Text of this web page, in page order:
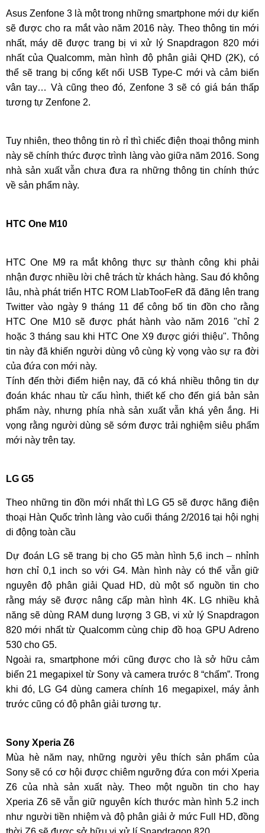
Asus Zenfone 3 là một trong những smartphone mới dự kiến
sẽ được cho ra mắt vào năm 2016 này. Theo thông tin mới
nhất, máy dẽ được trang bị vi xử lý Snapdragon 820 mới
nhất của Qualcomm, màn hình độ phân giải QHD (2K), có
thể sẽ trang bị cổng kết nối USB Type-C mới và cảm biến
vân tay… Và cũng theo đó, Zenfone 3 sẽ có giá bán thấp
tương tự Zenfone 2.
Tuy nhiên, theo thông tin rò rỉ thì chiếc điện thoại thông minh
này sẽ chính thức được trình làng vào giữa năm 2016. Song
nhà sản xuất vẫn chưa đưa ra những thông tin chính thức
về sản phẩm này.
HTC One M10
HTC One M9 ra mắt không thực sự thành công khi phải
nhận được nhiều lời chê trách từ khách hàng. Sau đó không
lâu, nhà phát triển HTC ROM LlabTooFeR đã đăng lên trang
Twitter vào ngày 9 tháng 11 để công bố tin đồn cho rằng
HTC One M10 sẽ được phát hành vào năm 2016 "chỉ 2
hoặc 3 tháng sau khi HTC One X9 được giới thiệu". Thông
tin này đã khiến người dùng vô cùng kỳ vọng vào sự ra đời
của đứa con mới này.
Tính đến thời điểm hiện nay, đã có khá nhiều thông tin dự
đoán khác nhau từ cấu hình, thiết kế cho đến giá bản sản
phẩm này, nhưng phía nhà sản xuất vẫn khá yên ắng. Hi
vọng rằng người dùng sẽ sớm được trải nghiệm siêu phẩm
mới này trên tay.
LG G5
Theo những tin đồn mới nhất thì LG G5 sẽ được hãng điện
thoại Hàn Quốc trình làng vào cuối tháng 2/2016 tại hội nghị
di động toàn cầu
Dự đoán LG sẽ trang bị cho G5 màn hình 5,6 inch – nhỉnh
hơn chỉ 0,1 inch so với G4. Màn hình này có thể vẫn giữ
nguyên độ phân giải Quad HD, dù một số nguồn tin cho
rằng máy sẽ được nâng cấp màn hình 4K. LG nhiều khả
năng sẽ dùng RAM dung lượng 3 GB, vi xử lý Snapdragon
820 mới nhất từ Qualcomm cùng chip đồ hoạ GPU Adreno
530 cho G5.
Ngoài ra, smartphone mới cũng được cho là sở hữu cảm
biến 21 megapixel từ Sony và camera trước 8 “chấm”. Trong
khi đó, LG G4 dùng camera chính 16 megapixel, máy ảnh
trước cũng có độ phân giải tương tự.
Sony Xperia Z6
Mùa hè năm nay, những người yêu thích sản phẩm của
Sony sẽ có cơ hội được chiêm ngưỡng đứa con mới Xperia
Z6 của nhà sản xuất này. Theo một nguồn tin cho hay
Xperia Z6 sẽ vẫn giữ nguyên kích thước màn hình 5.2 inch
như người tiền nhiệm và độ phân giải ở mức Full HD, đồng